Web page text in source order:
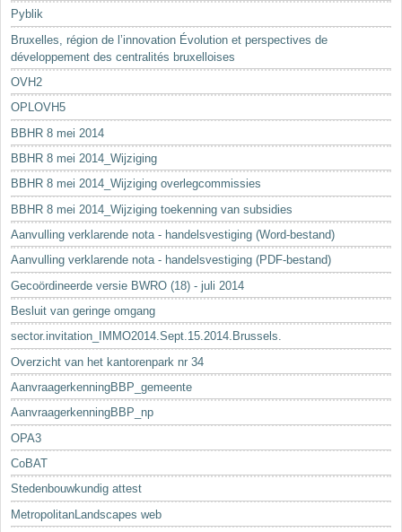
Pyblik
Bruxelles, région de l’innovation Évolution et perspectives de
développement des centralités bruxelloises
OVH2
OPLOVH5
BBHR 8 mei 2014
BBHR 8 mei 2014_Wijziging
BBHR 8 mei 2014_Wijziging overlegcommissies
BBHR 8 mei 2014_Wijziging toekenning van subsidies
Aanvulling verklarende nota - handelsvestiging (Word-bestand)
Aanvulling verklarende nota - handelsvestiging (PDF-bestand)
Gecoördineerde versie BWRO (18) - juli 2014
Besluit van geringe omgang
sector.invitation_IMMO2014.Sept.15.2014.Brussels.
Overzicht van het kantorenpark nr 34
AanvraagerkenningBBP_gemeente
AanvraagerkenningBBP_np
OPA3
CoBAT
Stedenbouwkundig attest
MetropolitanLandscapes web